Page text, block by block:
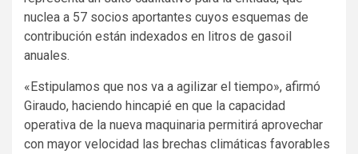
nuclea a 57 socios aportantes cuyos esquemas de
contribución están indexados en litros de gasoil
anuales.
«Estipulamos que nos va a agilizar el tiempo», afirmó
Giraudo, haciendo hincapié en que la capacidad
operativa de la nueva maquinaria permitirá aprovechar
con mayor velocidad las brechas climáticas favorables